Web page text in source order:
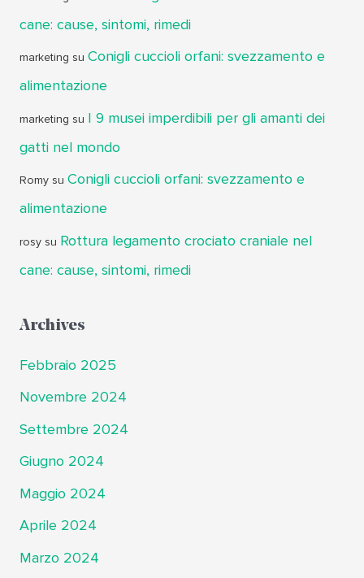
cane: cause, sintomi, rimedi
marketing su Conigli cuccioli orfani: svezzamento e
alimentazione
marketing su I 9 musei imperdibili per gli amanti dei
gatti nel mondo
Romysu Conigli cuccioli orfani: svezzamento e
alimentazione
rosysu Rottura legamento crociato craniale nel
cane: cause, sintomi, rimedi
Archives
Febbraio 2025
Novembre 2024
Settembre 2024
Giugno 2024
Maggio 2024
Aprile 2024
Marzo 2024